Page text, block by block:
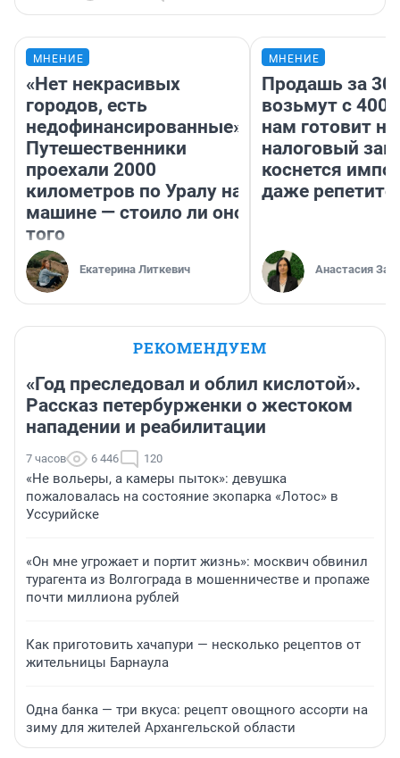
МНЕНИЕ
«Нет некрасивых
городов, есть
недофинансированные».
Путешественники
проехали 2000
километров по Уралу на
машине — стоило ли оно
того
Екатерина Литкевич
МНЕНИЕ
Продашь за
возьмут с
нам готовит
налоговый
коснется
даже
Анастасия
РЕКОМЕНДУЕМ
«Год преследовал и облил кислотой».
Рассказ петербурженки о жестоком
нападении и реабилитации
7 часов 6 446 120
«Не вольеры, а камеры пыток»: девушка
пожаловалась на состояние экопарка «Лотос» в
Уссурийске
«Он мне угрожает и портит жизнь»: москвич обвинил
турагента из Волгограда в мошенничестве и пропаже
почти миллиона рублей
Как приготовить хачапури — несколько рецептов от
жительницы Барнаула
Одна банка — три вкуса: рецепт овощного ассорти на
зиму для жителей Архангельской области